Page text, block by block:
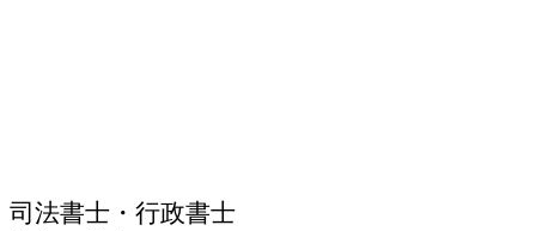
司法書士・行政書士